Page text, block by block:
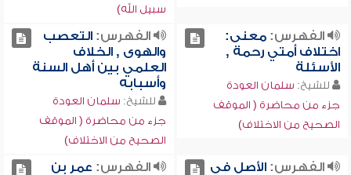
سبيل الله)
الفهرس:معنى:
اختلاف أمتي رحمة ,
الأسئلة
للشيخ: سلمان العودة
جزء من محاضرة ( الموقف
الصحيح من الاختلاف)
الفهرس:التعصب
والهوى , الخلاف
العلمي بين أهل السنة
وأسبابه
للشيخ: سلمان العودة
جزء من محاضرة ( الموقف
الصحيح من الاختلاف)
الفهرس:الأصل في
الفهرس: عمر بن